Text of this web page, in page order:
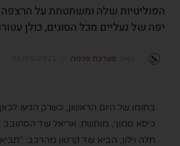
הפוליטיות שלה ומשתטחת על הרצפה
יפה של נעליים מכל הסוגים, כולן
מערכת פנימה
בתומו של היום הראשון, כשרק הגיעו
כיסא סמוך, מותשת. אריאל עוד
תלה וילון, הביא עוד קרטון מהרכב.